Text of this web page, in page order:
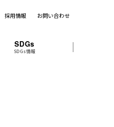
採用情報 お問い合わせ
SDGs
SDGs情報